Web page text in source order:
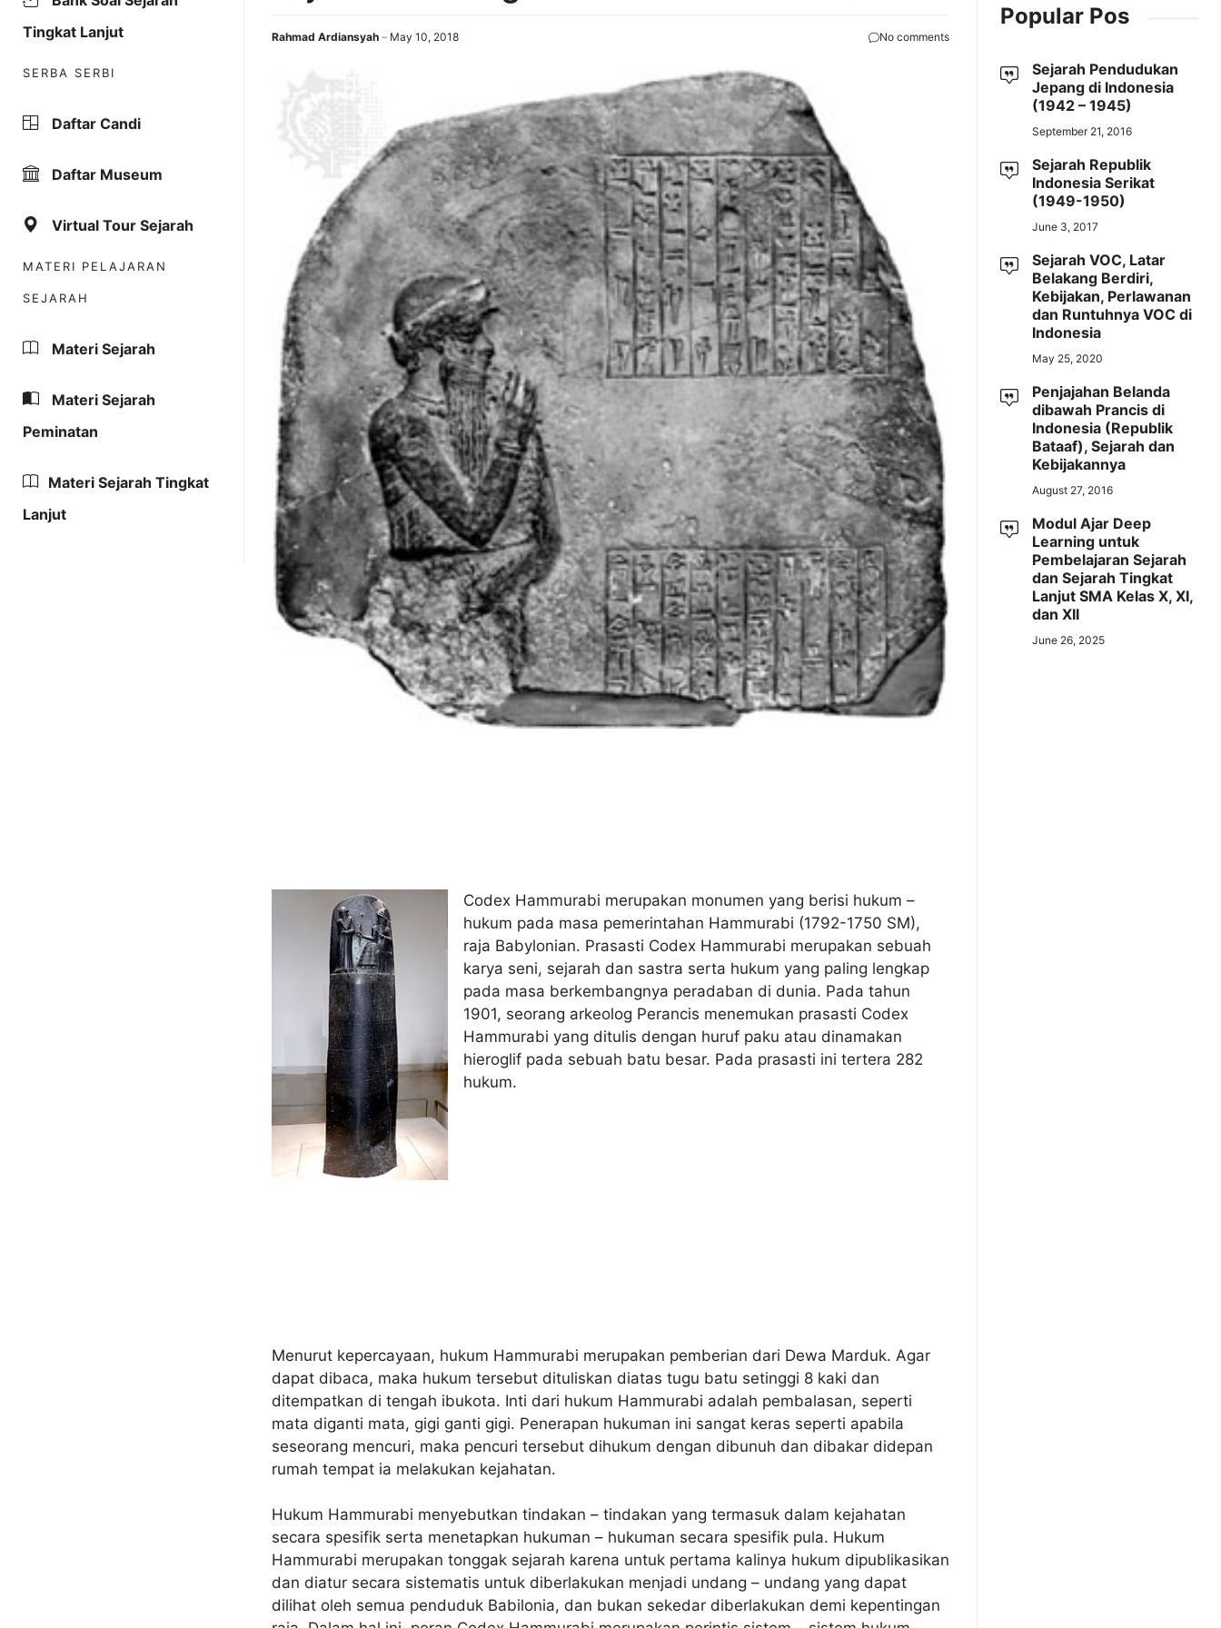
Rahmad Ardiansyah May 10, 2018 No comments
Codex Hammurabi merupakan monumen yang berisi hukum –
hukum pada masa pemerintahan Hammurabi (1792-1750 SM),
raja Babylonian. Prasasti Codex Hammurabi merupakan sebuah
karya seni, sejarah dan sastra serta hukum yang paling lengkap
pada masa berkembangnya peradaban di dunia. Pada tahun
1901, seorang arkeolog Perancis menemukan prasasti Codex
Hammurabi yang ditulis dengan huruf paku atau dinamakan
hieroglif pada sebuah batu besar. Pada prasasti ini tertera 282
hukum.
Menurut kepercayaan, hukum Hammurabi merupakan pemberian dari Dewa Marduk. Agar
dapat dibaca, maka hukum tersebut dituliskan diatas tugu batu setinggi 8 kaki dan
ditempatkan di tengah ibukota. Inti dari hukum Hammurabi adalah pembalasan, seperti
mata diganti mata, gigi ganti gigi. Penerapan hukuman ini sangat keras seperti apabila
seseorang mencuri, maka pencuri tersebut dihukum dengan dibunuh dan dibakar didepan
rumah tempat ia melakukan kejahatan.
Hukum Hammurabi menyebutkan tindakan – tindakan yang termasuk dalam kejahatan
secara spesifik serta menetapkan hukuman – hukuman secara spesifik pula. Hukum
Hammurabi merupakan tonggak sejarah karena untuk pertama kalinya hukum dipublikasikan
dan diatur secara sistematis untuk diberlakukan menjadi undang – undang yang dapat
dilihat oleh semua penduduk Babilonia, dan bukan sekedar diberlakukan demi kepentingan
Tingkat Lanjut
SERBA SERBI
Daftar Candi
Daftar Museum
Virtual Tour Sejarah
MATERI PELAJARAN
SEJARAH
Materi Sejarah
Materi Sejarah
Peminatan
Materi Sejarah Tingkat
Lanjut
Popular Pos
Sejarah Pendudukan
Jepang di Indonesia
(1942 – 1945)
September 21, 2016
Sejarah Republik
Indonesia Serikat
(1949-1950)
June 3, 2017
Sejarah VOC, Latar
Belakang Berdiri,
Kebijakan, Perlawanan
dan Runtuhnya VOC di
Indonesia
May 25, 2020
Penjajahan Belanda
dibawah Prancis di
Indonesia (Republik
Bataaf), Sejarah dan
Kebijakannya
August 27, 2016
Modul Ajar Deep
Learning untuk
Pembelajaran Sejarah
dan Sejarah Tingkat
Lanjut SMA Kelas X, XI,
dan XII
June 26, 2025